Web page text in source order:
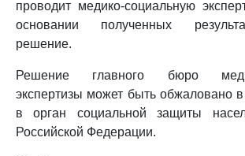
проводит медико-социальную
основании полученных
решение.
Решение главного бюро
экспертизы может быть обжаловано
в орган социальной защиты
Российской Федерации.